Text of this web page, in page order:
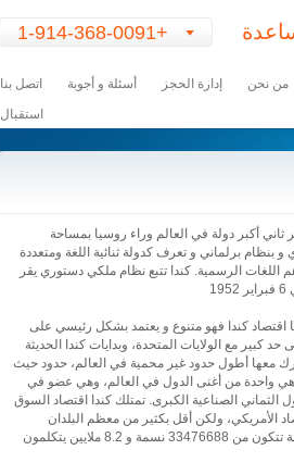
+1-914-368-0091
Content
for
"arrow_icon"
اتصل بنا أسئلة و أجوبة إدارة الحجز
من نحن
استقبال
ثاني أكبر دولة في العالم وراء روسيا بمساحة
و بنظام برلماني و تعرف كدولة ثنائية اللغة ومتعددة
اللغات الرسمية. كندا تتبع نظام ملكي دستوري يقر
اقتصاد كندا فهو متنوع و يعتمد بشكل رئيسي على
كبير مع الولايات المتحدة، وبدايات كندا الحديثة
معها أطول حدود غير محمية في العالم، حدود حيث
هي واحدة من أغنى الدول في العالم، وهي عضو في
الثماني الصناعية الكبرى. تمتلك كندا اقتصاد السوق
الأمريكي، ولكن أقل بكثير من معظم البلدان
الأوروبية. التعداد الوطني لسنة 2011 سجل ساكنة تتكون من 33476688 نسمة و 8.2 ملايين يتكلمون